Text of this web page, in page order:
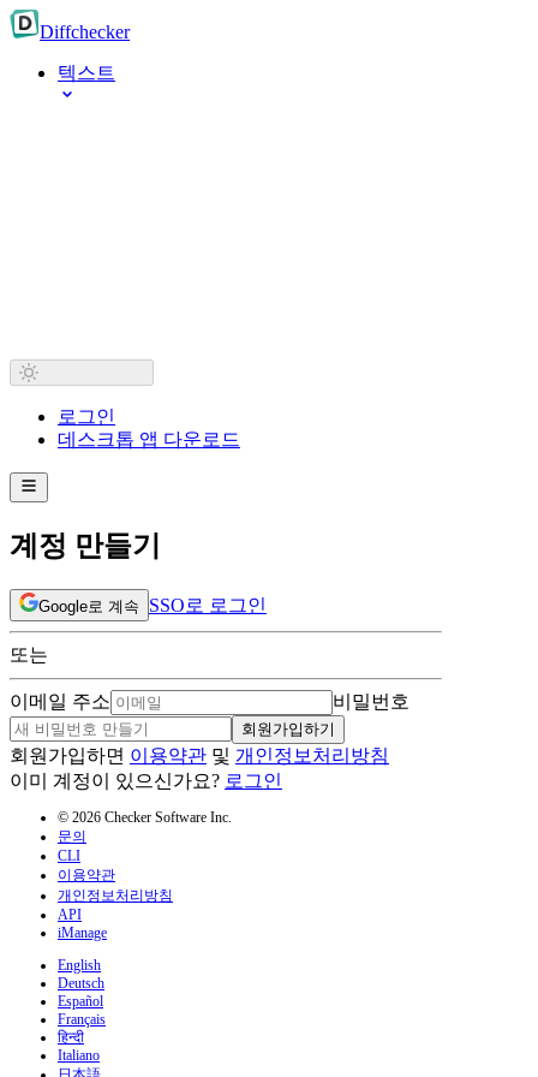
Diffchecker
텍스트
로그인
데스크톱 앱 다운로드
계정 만들기
Google로 계속 SSO로 로그인
또는
이메일 주소 비밀번호
회원가입하기
회원가입하면 이용약관 및 개인정보처리방침
이미 계정이 있으신가요? 로그인
© 2026 Checker Software Inc.
문의
CLI
이용약관
개인정보처리방침
API
iManage
English
Deutsch
Español
Français
हिन्दी
Italiano